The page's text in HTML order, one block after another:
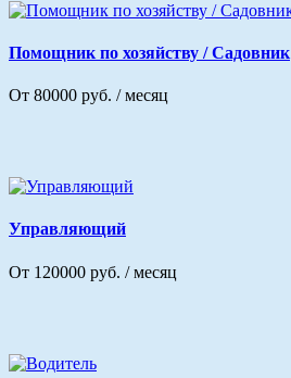
Помощник по хозяйству / Садовник
От 80000 руб. / месяц
Управляющий
От 120000 руб. / месяц